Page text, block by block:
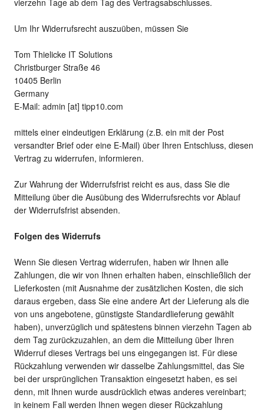
vierzehn Tage ab dem Tag des Vertragsabschlusses.
Um Ihr Widerrufsrecht auszuüben, müssen Sie
Tom Thielicke IT Solutions
Christburger Straße 46
10405 Berlin
Germany
E-Mail: admin [at] tipp10.com
mittels einer eindeutigen Erklärung (z.B. ein mit der Post
versandter Brief oder eine E-Mail) über Ihren Entschluss, diesen
Vertrag zu widerrufen, informieren.
Zur Wahrung der Widerrufsfrist reicht es aus, dass Sie die
Mitteilung über die Ausübung des Widerrufsrechts vor Ablauf
der Widerrufsfrist absenden.
Folgen des Widerrufs
Wenn Sie diesen Vertrag widerrufen, haben wir Ihnen alle
Zahlungen, die wir von Ihnen erhalten haben, einschließlich der
Lieferkosten (mit Ausnahme der zusätzlichen Kosten, die sich
daraus ergeben, dass Sie eine andere Art der Lieferung als die
von uns angebotene, günstigste Standardlieferung gewählt
haben), unverzüglich und spätestens binnen vierzehn Tagen ab
dem Tag zurückzuzahlen, an dem die Mitteilung über Ihren
Widerruf dieses Vertrags bei uns eingegangen ist. Für diese
Rückzahlung verwenden wir dasselbe Zahlungsmittel, das Sie
bei der ursprünglichen Transaktion eingesetzt haben, es sei
denn, mit Ihnen wurde ausdrücklich etwas anderes vereinbart;
in keinem Fall werden Ihnen wegen dieser Rückzahlung